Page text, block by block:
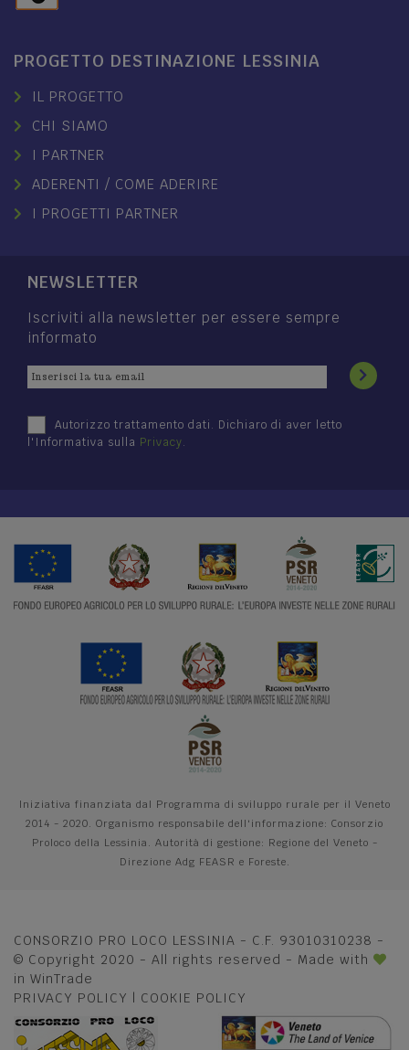
PROGETTO DESTINAZIONE LESSINIA
IL PROGETTO
CHI SIAMO
I PARTNER
ADERENTI / COME ADERIRE
I PROGETTI PARTNER
NEWSLETTER
Iscriviti alla newsletter per essere sempre
informato
Autorizzo trattamento dati. Dichiaro di aver letto
l'Informativa sulla Privacy.
Iniziativa finanziata dal Programma di sviluppo rurale per il Veneto
2014 - 2020. Organismo responsabile dell'informazione: Consorzio
Proloco della Lessinia. Autorità di gestione: Regione del Veneto -
Direzione Adg FEASR e Foreste.
CONSORZIO PRO LOCO LESSINIA - C.F. 93010310238 -
© Copyright 2020 - All rights reserved - Made with
in WinTrade
PRIVACY POLICY | COOKIE POLICY